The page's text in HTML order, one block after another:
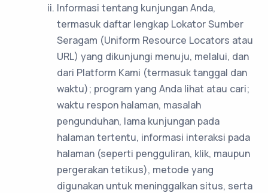
Informasi tentang kunjungan Anda,
termasuk daftar lengkap Lokator Sumber
Seragam (Uniform Resource Locators atau
URL) yang dikunjungi menuju, melalui, dan
dari Platform Kami (termasuk tanggal dan
waktu); program yang Anda lihat atau cari;
waktu respon halaman, masalah
pengunduhan, lama kunjungan pada
halaman tertentu, informasi interaksi pada
halaman (seperti pengguliran, klik, maupun
pergerakan tetikus), metode yang
digunakan untuk meninggalkan situs, serta